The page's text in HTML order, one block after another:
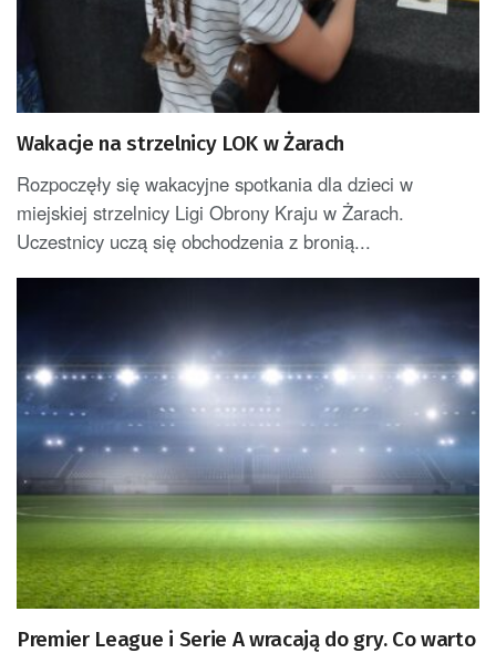
Wakacje na strzelnicy LOK w Żarach
Rozpoczęły się wakacyjne spotkania dla dzieci w
miejskiej strzelnicy Ligi Obrony Kraju w Żarach.
Uczestnicy uczą się obchodzenia z bronią...
Premier League i Serie A wracają do gry. Co warto